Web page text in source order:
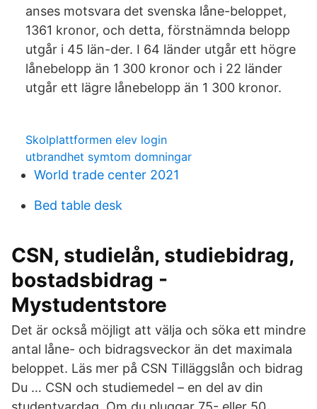
anses motsvara det svenska låne-beloppet,
1361 kronor, och detta, förstnämnda belopp
utgår i 45 län-der. I 64 länder utgår ett högre
lånebelopp än 1 300 kronor och i 22 länder
utgår ett lägre lånebelopp än 1 300 kronor.
Skolplattformen elev login
utbrandhet symtom domningar
World trade center 2021
Bed table desk
CSN, studielån, studiebidrag,
bostadsbidrag -
Mystudentstore
Det är också möjligt att välja och söka ett mindre
antal låne- och bidragsveckor än det maximala
beloppet. Läs mer på CSN Tilläggslån och bidrag
Du … CSN och studiemedel – en del av din